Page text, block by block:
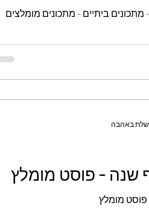
מתכונים ביתיים - מתכונים מומלצים
שנה - פוסט מומלץ
מומלץ
באהבה